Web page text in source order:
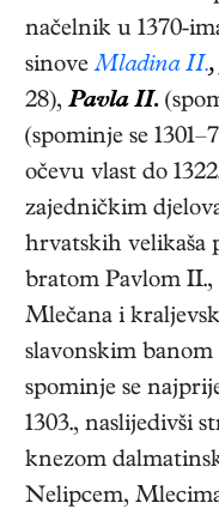
načelnik u 1370-
sinoveMladina II.,
28), Pavla II.
(spominje se
očevu vlast do
zajedničkim
hrvatskih velikaša
bratom Pavlom
Mlečana i
slavonskim
spominje se
1303., naslijedivši
knezom
Nelipcem,